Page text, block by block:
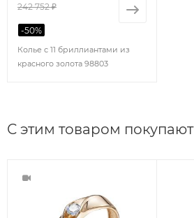
Колье с 11 бриллиантами из
красного золота 98803
242 752 ₽
-50%
С этим товаром покупают